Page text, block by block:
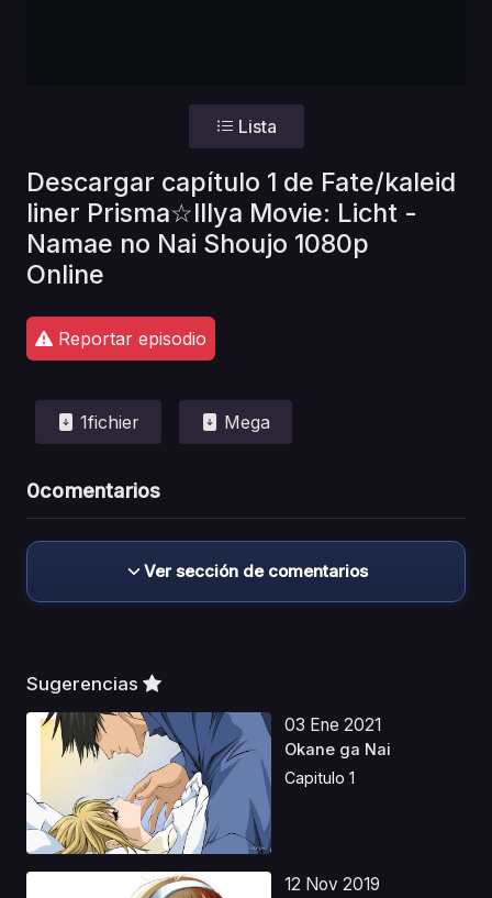
Lista
Descargar capítulo 1 de Fate/kaleid
liner Prisma☆Illya Movie: Licht -
Namae no Nai Shoujo 1080p
Online
Reportar episodio
1fichier Mega
0comentarios
Ver sección de comentarios
Sugerencias
03 Ene 2021
Okane ga Nai
Capitulo 1
12 Nov 2019